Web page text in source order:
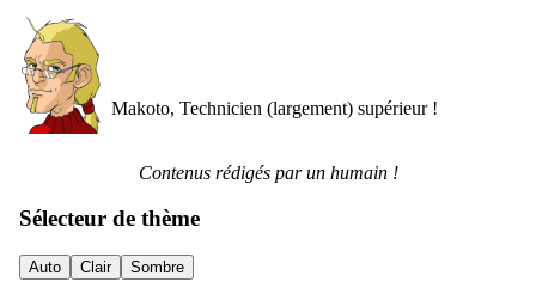
Makoto, Technicien (largement) supérieur !
Contenus rédigés par un humain !
Sélecteur de thème
Auto Clair Sombre